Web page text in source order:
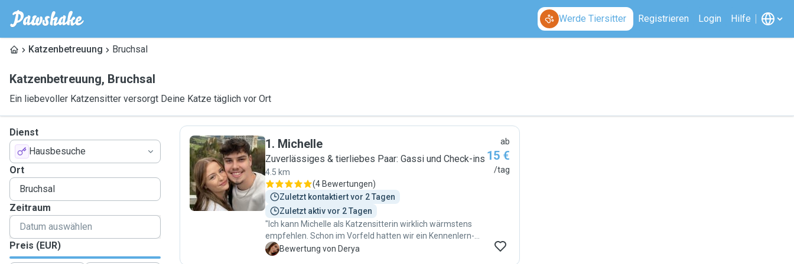
Werde Tiersitter Registrieren Login Hilfe
Katzenbetreuung Bruchsal
Katzenbetreuung, Bruchsal
Ein liebevoller Katzensitter versorgt Deine Katze täglich vor Ort
Dienst
Hausbesuche
Ort
Zeitraum
Preis (EUR)
M
1. Michelle
Zuverlässiges & tierliebes Paar: Gassi und Check-ins
4.5 km
(4 Bewertungen)
Zuletzt kontaktiert vor 2 Tagen
Zuletzt aktiv vor 2 Tagen
"Ich kann Michelle als Katzensitterin wirklich wärmstens
empfehlen. Schon im Vorfeld hatten wir ein Kennenlern-
Treffen, bei dem sie direkt einen sehr sympathischen und
D Bewertung von Derya
ab
15 €
/tag